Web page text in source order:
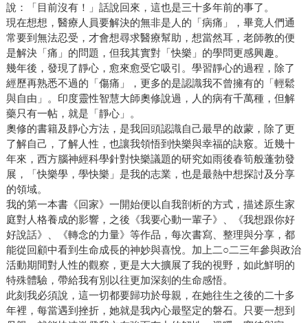
說：「目前沒有！」話說回來，這也是三十多年前的事了。
現在想想，醫療人員要解決的無非是人的「病痛」，畢竟人們通
常要到無法忍受，才會想尋求醫療幫助，想當然耳，老師教的便
是解決「痛」的問題，但我其實對「快樂」的學問更感興趣。
幾年後，發現了靜心，愈來愈受它吸引。學習靜心的過程，除了
經歷再熟悉不過的「傷痛」，更多的是認識我不曾擁有的「輕鬆
與自由」。印度靈性智慧大師奧修說過，人的病有千萬種，但解
藥只有一帖，就是「靜心」。
奧修的書籍及靜心方法，是我回頭認識自己最早的啟蒙，除了更
了解自己，了解人性，也讓我領悟到快樂與幸福的訣竅。近幾十
年來，西方腦神經科學針對快樂議題的研究如雨後春筍般蓬勃發
展，「快樂學，學快樂」是我的志業，也是最熱中想探討及分享
的領域。
我的第一本書《回家》一開始便以自我剖析的方式，描述原生家
庭對人格養成的影響，之後《我要心動一輩子》、《我想跟你好
好說話》、《轉念的力量》等作品，每次書寫、整理與分享，都
能從回顧中看到生命成長的神妙與喜悅。加上二○二三年參與政治
活動期間對人性的觀察，更是大大擴展了我的視野，如此鮮明的
特殊體驗，帶給我有別以往更加深刻的生命感悟。
此刻我必須說，這一切都要歸功於母親，在她往生之後的二十多
年裡，每當遇到挫折，她就是我內心最堅定的磐石。只要一想到